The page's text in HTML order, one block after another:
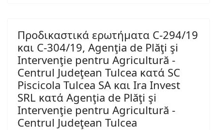
Προδικαστικά ερωτήματα C-294/19
και C-304/19, Agenţia de Plăţi şi
Intervenţie pentru Agricultură -
Centrul Judeţean Tulcea κατά SC
Piscicola Tulcea SA και Ira Invest
SRL κατά Agenţia de Plăţi şi
Intervenţie pentru Agricultură -
Centrul Judeţean Tulcea